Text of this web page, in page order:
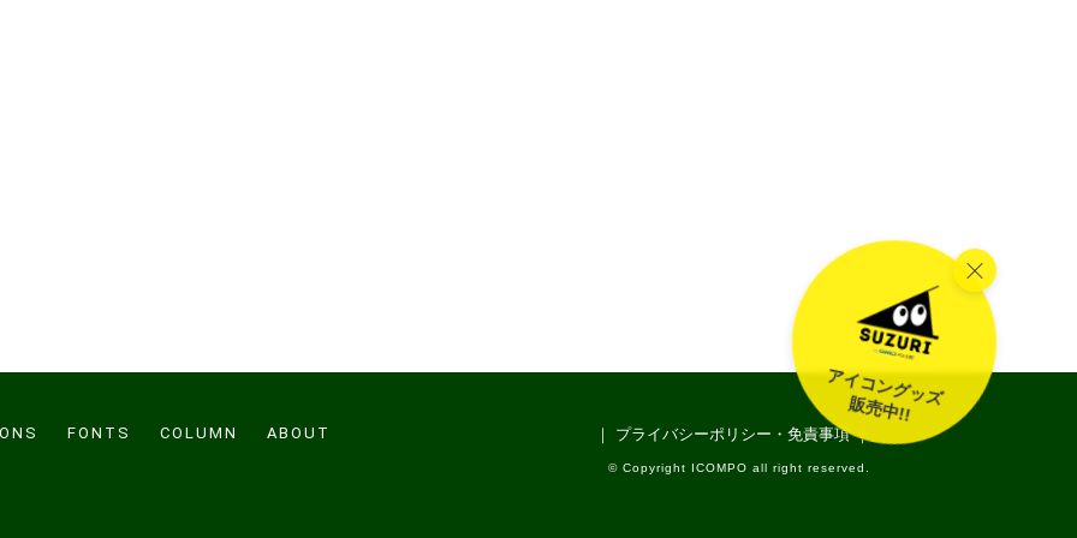
アイコングッズ
販売中!!
FONTS COLUMN ABOUT ｜ プライバシーポリシー・免責事項 ｜
© Copyright ICOMPO all right reserved.